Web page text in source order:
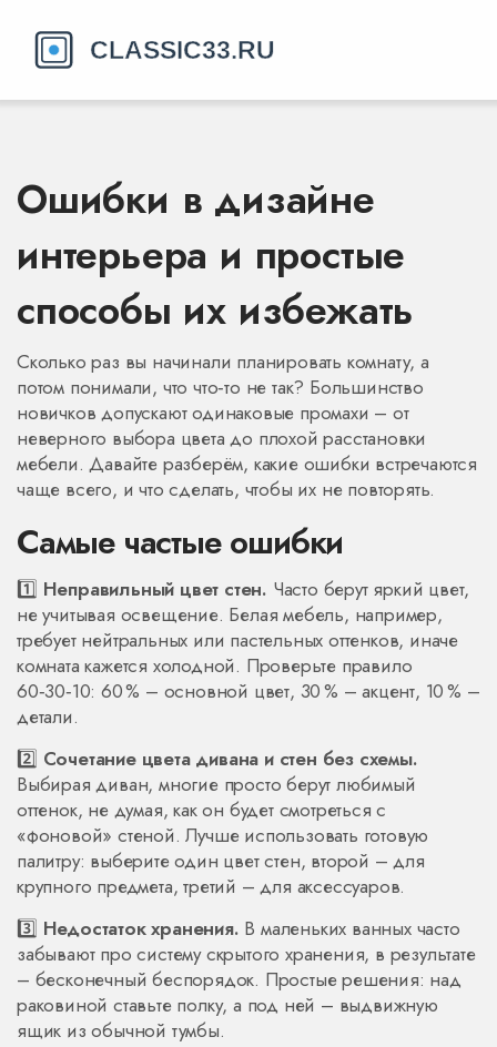
Ошибки в дизайне
интерьера и простые
способы их избежать
Сколько раз вы начинали планировать комнату, а
потом понимали, что что‑то не так? Большинство
новичков допускают одинаковые промахи – от
неверного выбора цвета до плохой расстановки
мебели. Давайте разберём, какие ошибки встречаются
чаще всего, и что сделать, чтобы их не повторять.
Самые частые ошибки
1️⃣ Неправильный цвет стен. Часто берут яркий цвет,
не учитывая освещение. Белая мебель, например,
требует нейтральных или пастельных оттенков, иначе
комната кажется холодной. Проверьте правило
60‑30‑10: 60 % – основной цвет, 30 % – акцент, 10 % –
детали.
2️⃣ Сочетание цвета дивана и стен без схемы.
Выбирая диван, многие просто берут любимый
оттенок, не думая, как он будет смотреться с
«фоновой» стеной. Лучше использовать готовую
палитру: выберите один цвет стен, второй – для
крупного предмета, третий – для аксессуаров.
3️⃣ Недостаток хранения. В маленьких ванных часто
забывают про систему скрытого хранения, в результате
– бесконечный беспорядок. Простые решения: над
раковиной ставьте полку, а под ней – выдвижную
ящик из обычной тумбы.